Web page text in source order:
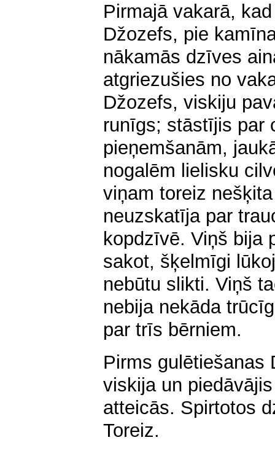
Pirmajā vakarā,
Džozefs, pie
nākamās dzīves
atgriezušies no
Džozefs, viskiju
runīgs; stāstījis par
pieņemšanām,
nogalēm lielisku
viņam toreiz
neuzskatīja par
kopdzīvē. Viņš bija
sakot, šķelmīgi
nebūtu slikti. Viņš
nebija nekāda
par trīs bērniem.
Pirms gulētiešanas
viskija un
atteicās. Spirtotos
Toreiz.